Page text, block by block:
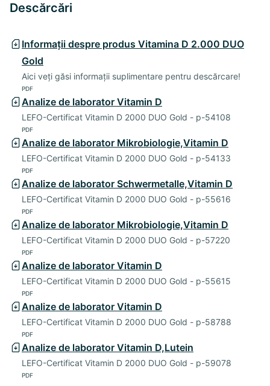
Descărcări
Informații despre produs Vitamina D 2.000 DUO
Gold
Aici veți găsi informații suplimentare pentru descărcare!
PDF
Analize de laborator Vitamin D
LEFO-Certificat Vitamin D 2000 DUO Gold - p-54108
PDF
Analize de laborator Mikrobiologie,Vitamin D
LEFO-Certificat Vitamin D 2000 DUO Gold - p-54133
PDF
Analize de laborator Schwermetalle,Vitamin D
LEFO-Certificat Vitamin D 2000 DUO Gold - p-55616
PDF
Analize de laborator Mikrobiologie,Vitamin D
LEFO-Certificat Vitamin D 2000 DUO Gold - p-57220
PDF
Analize de laborator Vitamin D
LEFO-Certificat Vitamin D 2000 DUO Gold - p-55615
PDF
Analize de laborator Vitamin D
LEFO-Certificat Vitamin D 2000 DUO Gold - p-58788
PDF
Analize de laborator Vitamin D,Lutein
LEFO-Certificat Vitamin D 2000 DUO Gold - p-59078
PDF